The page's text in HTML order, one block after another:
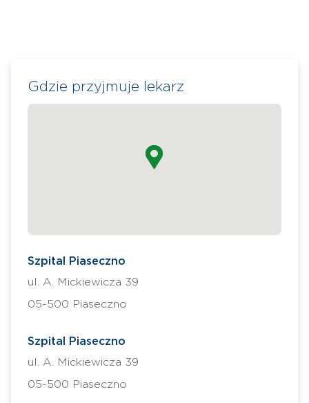
Gdzie przyjmuje lekarz
Szpital Piaseczno
ul. A. Mickiewicza 39
05-500 Piaseczno
Szpital Piaseczno
ul. A. Mickiewicza 39
05-500 Piaseczno